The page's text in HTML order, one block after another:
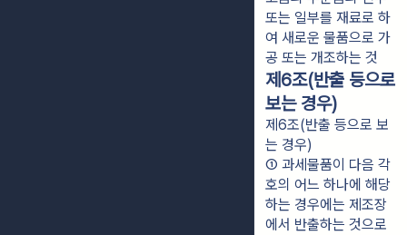
또는 일부를 재료로 하
여 새로운 물품으로 가
공 또는 개조하는 것
제6조(반출 등으로
보는 경우)
제6조(반출 등으로 보
는 경우)
① 과세물품이 다음 각
호의 어느 하나에 해당
하는 경우에는 제조장
에서 반출하는 것으로